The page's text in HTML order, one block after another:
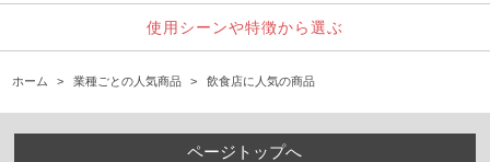
使用シーンや特徴から選ぶ
ホーム > 業種ごとの人気商品 > 飲食店に人気の商品
ページトップへ